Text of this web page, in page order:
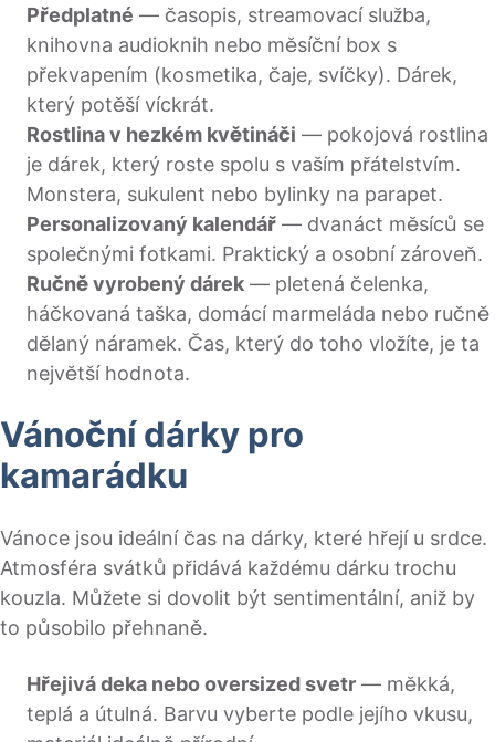
Předplatné — časopis, streamovací služba,
knihovna audioknih nebo měsíční box s
překvapením (kosmetika, čaje, svíčky). Dárek,
který potěší víckrát.
Rostlina v hezkém květináči — pokojová rostlina
je dárek, který roste spolu s vaším přátelstvím.
Monstera, sukulent nebo bylinky na parapet.
Personalizovaný kalendář — dvanáct měsíců se
společnými fotkami. Praktický a osobní zároveň.
Ručně vyrobený dárek — pletená čelenka,
háčkovaná taška, domácí marmeláda nebo ručně
dělaný náramek. Čas, který do toho vložíte, je ta
největší hodnota.
Vánoční dárky pro
kamarádku
Vánoce jsou ideální čas na dárky, které hřejí u srdce.
Atmosféra svátků přidává každému dárku trochu
kouzla. Můžete si dovolit být sentimentální, aniž by
to působilo přehnaně.
Hřejivá deka nebo oversized svetr — měkká,
teplá a útulná. Barvu vyberte podle jejího vkusu,